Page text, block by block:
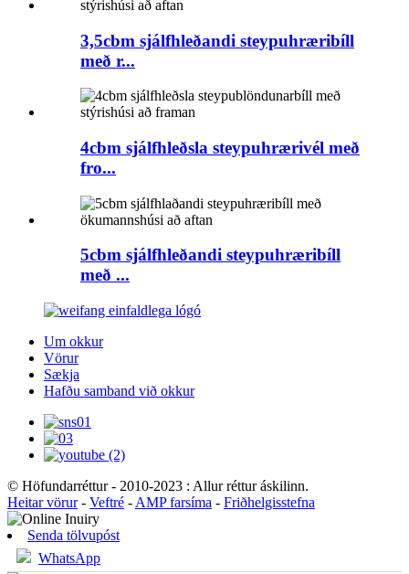
3,5cbm sjálfhleðandi steypuhræribíll
með r...
4cbm sjálfhleðsla steypuhrærivél með
fro...
5cbm sjálfhleðandi steypuhræribíll
með ...
Um okkur
Vörur
Sækja
Hafðu samband við okkur
© Höfundarréttur - 2010-2023 : Allur réttur áskilinn.
Heitar vörur- Veftré - AMP farsíma - Friðhelgisstefna
Senda tölvupóst
WhatsApp